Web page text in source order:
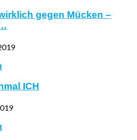
gegen Mücken –
ICH